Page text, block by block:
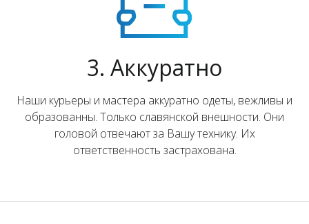
3. Аккуратно
Наши курьеры и мастера аккуратно одеты, вежливы и
образованны. Только славянской внешности. Они
головой отвечают за Вашу технику. Их
ответственность застрахована.